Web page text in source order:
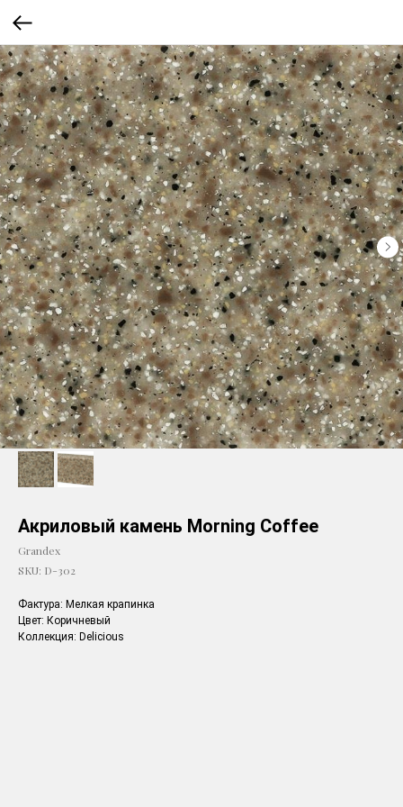
Акриловый камень Morning Coffee
Grandex
SKU: D-302
Фактура: Мелкая крапинка
Цвет: Коричневый
Коллекция: Delicious